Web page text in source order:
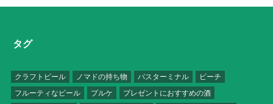
タグ
クラフトビール ノマドの持ち物 バスターミナル
ビーチ
フルーティなビール
プルケ
プレゼントにおすすめの酒